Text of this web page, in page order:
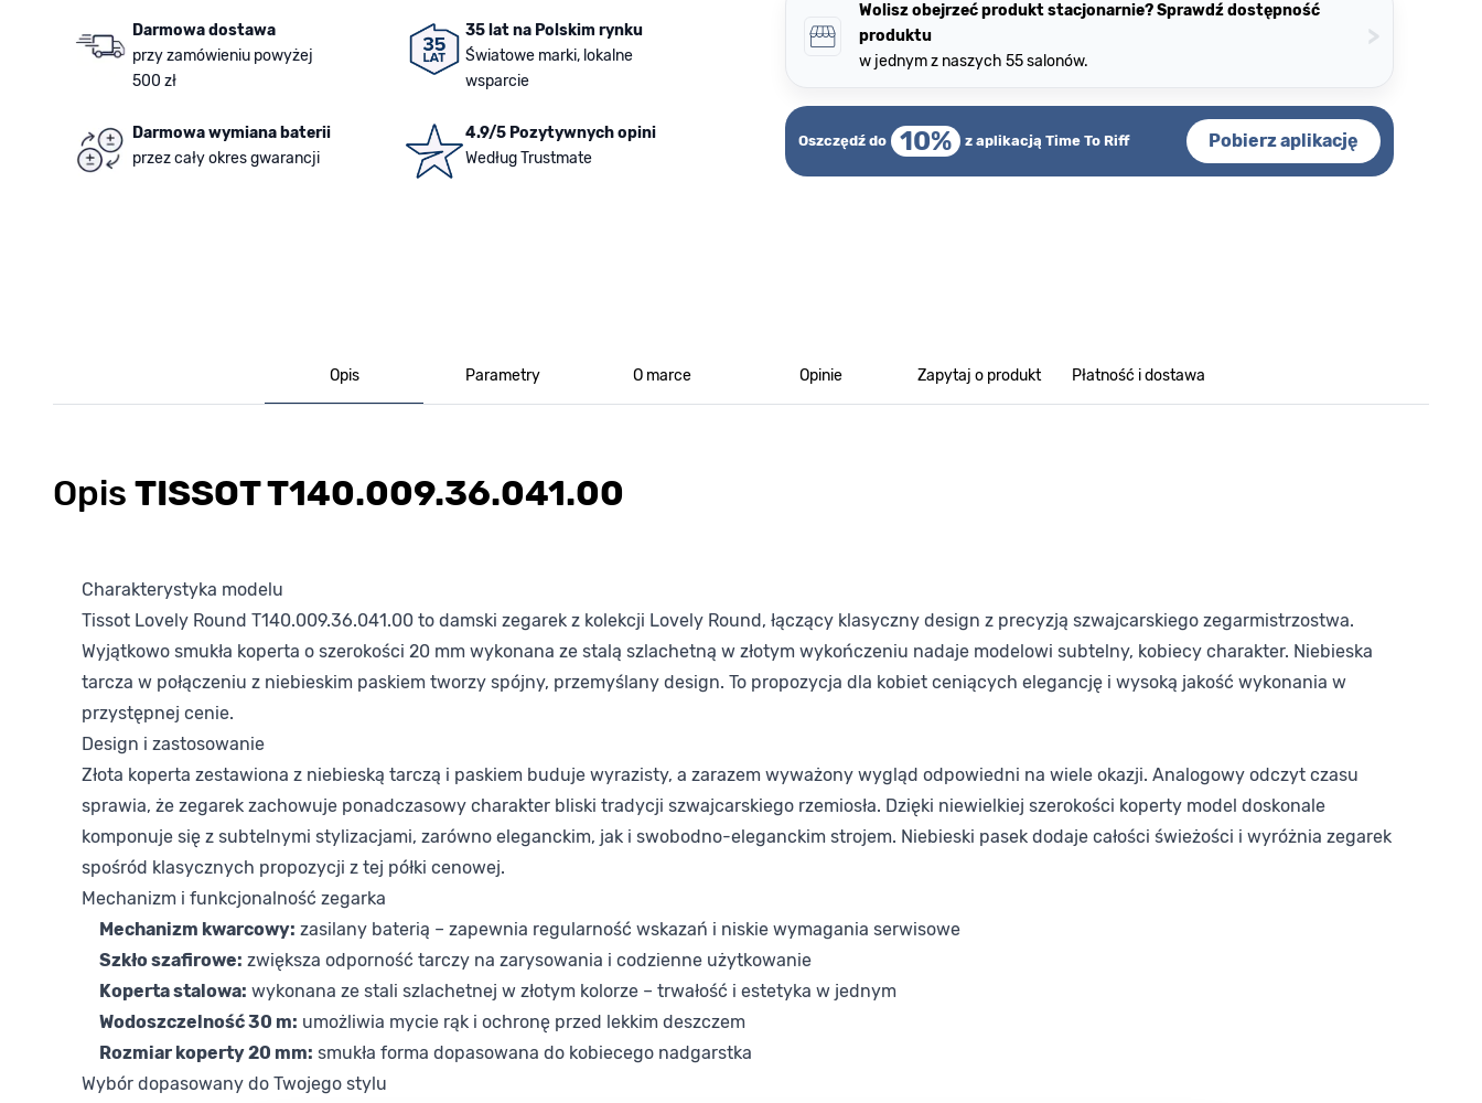
Darmowa dostawa
przy zamówieniu powyżej
500 zł
35 lat na Polskim rynku
Światowe marki, lokalne
wsparcie
Darmowa wymiana baterii
przez cały okres gwarancji
4.9/5 Pozytywnych opini
Według Trustmate
Wolisz obejrzeć produkt stacjonarnie? Sprawdź dostępność
produktu
w jednym z naszych 55 salonów.
>
Oszczędź do 10% z aplikacją Time To Riff Pobierz aplikację
Opis Parametry O marce Opinie Zapytaj o produkt Płatność i dostawa
Opis TISSOT T140.009.36.041.00
Charakterystyka modelu
Tissot Lovely Round T140.009.36.041.00 to damski zegarek z kolekcji Lovely Round, łączący klasyczny design z precyzją szwajcarskiego zegarmistrzostwa.
Wyjątkowo smukła koperta o szerokości 20 mm wykonana ze stalą szlachetną w złotym wykończeniu nadaje modelowi subtelny, kobiecy charakter. Niebieska
tarcza w połączeniu z niebieskim paskiem tworzy spójny, przemyślany design. To propozycja dla kobiet ceniących elegancję i wysoką jakość wykonania w
przystępnej cenie.
Design i zastosowanie
Złota koperta zestawiona z niebieską tarczą i paskiem buduje wyrazisty, a zarazem wyważony wygląd odpowiedni na wiele okazji. Analogowy odczyt czasu
sprawia, że zegarek zachowuje ponadczasowy charakter bliski tradycji szwajcarskiego rzemiosła. Dzięki niewielkiej szerokości koperty model doskonale
komponuje się z subtelnymi stylizacjami, zarówno eleganckim, jak i swobodno-eleganckim strojem. Niebieski pasek dodaje całości świeżości i wyróżnia zegarek
spośród klasycznych propozycji z tej półki cenowej.
Mechanizm i funkcjonalność zegarka
Mechanizm kwarcowy: zasilany baterią – zapewnia regularność wskazań i niskie wymagania serwisowe
Szkło szafirowe: zwiększa odporność tarczy na zarysowania i codzienne użytkowanie
Koperta stalowa: wykonana ze stali szlachetnej w złotym kolorze – trwałość i estetyka w jednym
Wodoszczelność 30 m: umożliwia mycie rąk i ochronę przed lekkim deszczem
Rozmiar koperty 20 mm: smukła forma dopasowana do kobiecego nadgarstka
Wybór dopasowany do Twojego stylu